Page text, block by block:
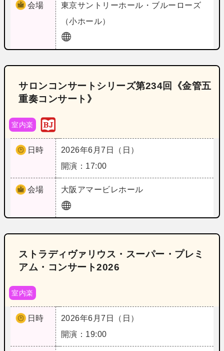
会場 東京サントリーホール・ブルーローズ
（小ホール）
サロンコンサートシリーズ第234回《金管五
重奏コンサート》
室内楽
日時
2026年6月7日（日）
開演：17:00
会場 大阪 アマービレホール
ストラディヴァリウス・スーパー・プレミ
アム・コンサート2026
室内楽
日時
2026年6月7日（日）
開演：19:00